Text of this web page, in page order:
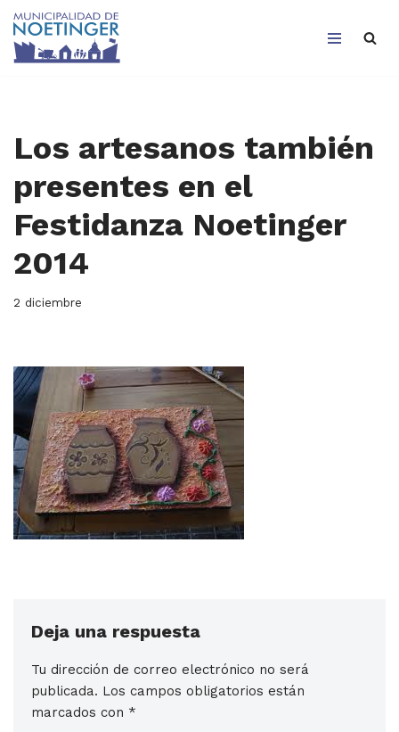
Saltar
Los artesanos también
presentes en el
Festidanza Noetinger
2014
2 diciembre
Deja una respuesta
Tu dirección de correo electrónico no será
publicada. Los campos obligatorios están
marcados con *